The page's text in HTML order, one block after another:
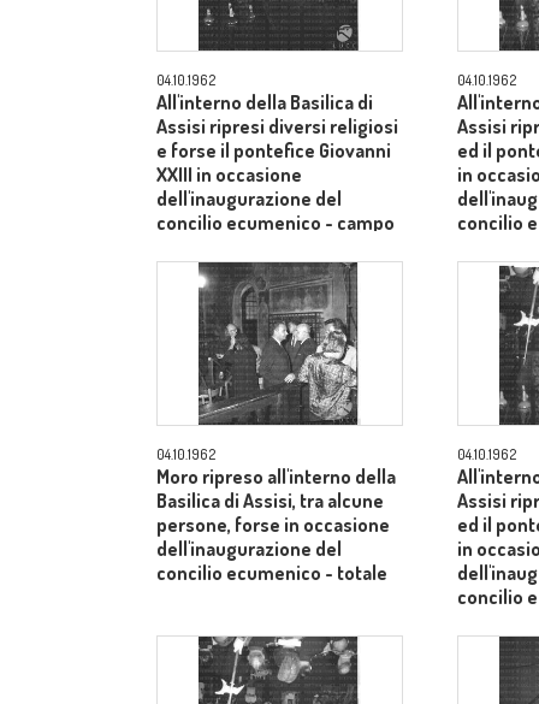
04.10.1962
All'interno della Basilica di
Assisi ripresi diversi religiosi
e forse il pontefice Giovanni
XXIII in occasione
dell'inaugurazione del
concilio ecumenico - campo
04.10.1962
Assisi
ed il
in
concilio
04.10.1962
Moro ripreso all'interno della
Basilica di Assisi, tra alcune
persone, forse in occasione
dell'inaugurazione del
concilio ecumenico - totale
04.10.1962
Assisi
ed il
in
concilio